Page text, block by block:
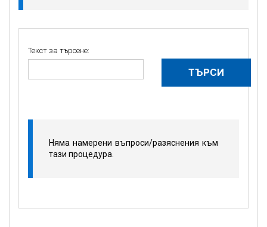
Текст за търсене:
Няма намерени въпроси/разяснения към
тази процедура.